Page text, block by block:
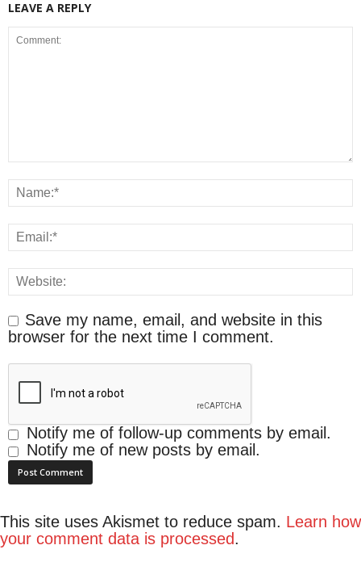
LEAVE A REPLY
Save my name, email, and website in this
browser for the next time I comment.
Notify me of follow-up comments by email.
Notify me of new posts by email.
This site uses Akismet to reduce spam. Learn how
your comment data is processed.